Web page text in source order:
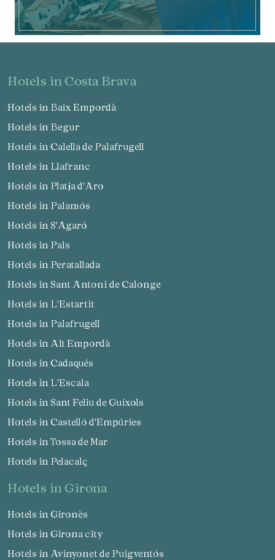
hotels in Costa Brava
Hotels in Baix Empordà
Hotels in Begur
Hotels in Calella de Palafrugell
Hotels in Llafranc
Hotels in Platja d'Aro
Hotels in Palamós
Hotels in S'Agaró
Hotels in Pals
Hotels in Peratallada
Hotels in Sant Antoni de Calonge
Hotels in L'Estartit
Hotels in Palafrugell
Hotels in Alt Empordà
Hotels in Cadaqués
Hotels in L'Escala
Hotels in Sant Feliu de Guíxols
Hotels in Castelló d'Empúries
Hotels in Tossa de Mar
Hotels in Pelacalç
hotels in Girona
Hotels in Gironès
Hotels in Girona city
Hotels in Avinyonet de Puigventós